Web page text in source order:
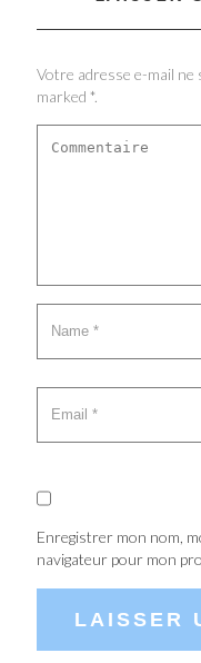
Votre adresse e-mail ne
marked *.
Enregistrer mon nom,
navigateur pour mon